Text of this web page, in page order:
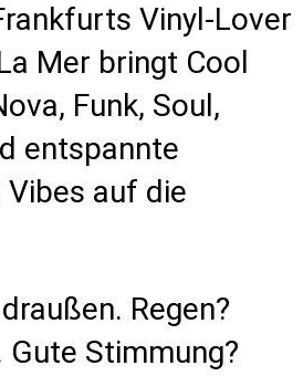
Vinyl-Lover
Mer bringt Cool
Funk, Soul,
entspannte
auf die
Regen?
Gute Stimmung?